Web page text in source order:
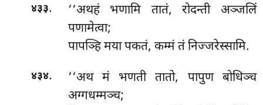
४३३.
‘‘अथहं भणामि तातं, रोदन्ती अञ्जलिं
पणामेत्वा;
पापञ्हि मया पकतं, कम्मं तं निज्जरेस्सामि.
४३४.
‘‘अथ मं भणती तातो, पापुण बोधिञ्च
अग्गधम्मञ्च;